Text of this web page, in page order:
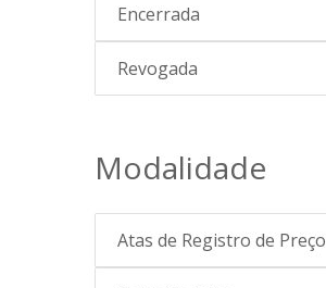
Encerrada
Revogada
Modalidade
Atas de Registro de Preço